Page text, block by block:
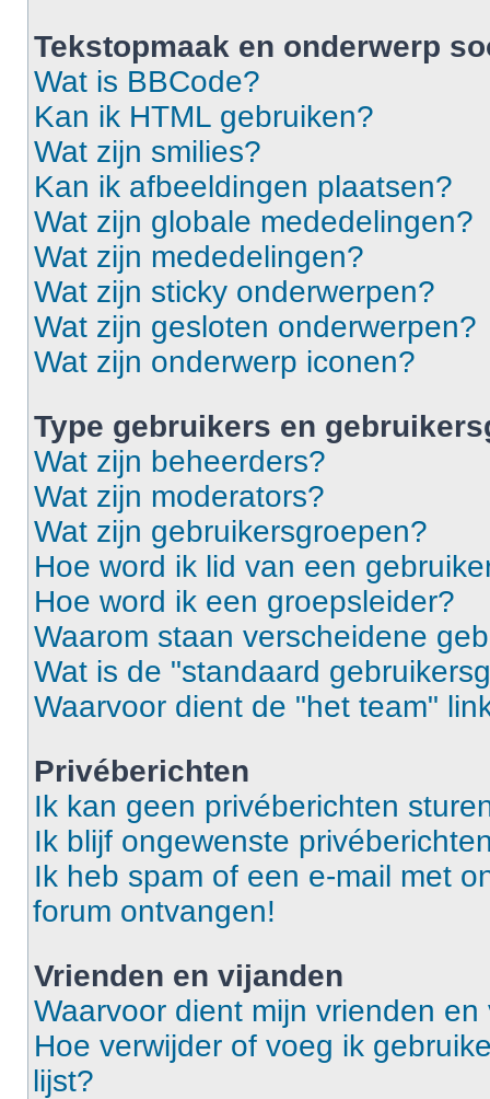
Tekstopmaak en onderwerp
Wat is BBCode?
Kan ik HTML gebruiken?
Wat zijn smilies?
Kan ik afbeeldingen plaatsen?
Wat zijn globale mededelingen?
Wat zijn mededelingen?
Wat zijn sticky onderwerpen?
Wat zijn gesloten onderwerpen?
Wat zijn onderwerp iconen?
Type gebruikers en
Wat zijn beheerders?
Wat zijn moderators?
Wat zijn gebruikersgroepen?
Hoe word ik lid van een
Hoe word ik een groepsleider?
Waarom staan verscheidene
Wat is de "standaard
Waarvoor dient de "het team"
Privéberichten
Ik kan geen privéberichten
Ik blijf ongewenste
Ik heb spam of een e-mail met
forum ontvangen!
Vrienden en vijanden
Waarvoor dient mijn vrienden en
Hoe verwijder of voeg ik
lijst?